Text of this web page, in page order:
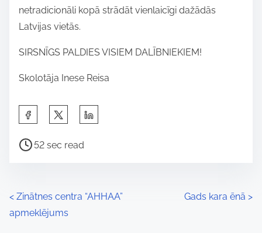
netradicionāli kopā strādāt vienlaicīgi dažādās
Latvijas vietās.
SIRSNĪGS PALDIES VISIEM DALĪBNIEKIEM!
Skolotāja Inese Reisa
a
t
h
P
t
52 sec read
P
o
< Zinātnes centra “AHHAA”
apmeklējums
Gads kara ēnā >